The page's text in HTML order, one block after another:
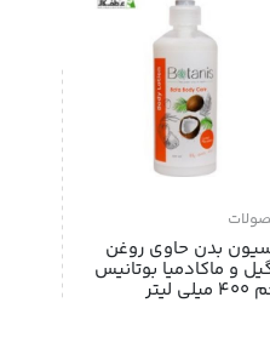
بدن حاوی روغن
و ماکادمیا بوتانیس
لیتر